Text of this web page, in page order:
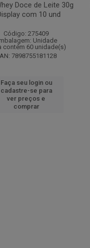
Doce de Leite 30g
com 10 und
Código: 275409
Unidade
contém 60 unidade(s)
7898755181128
Faça seu login ou
cadastre-se para
ver preços e
comprar